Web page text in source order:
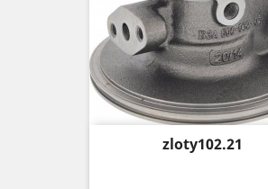
Price
zloty102.21